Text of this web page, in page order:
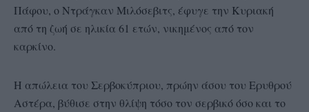
Πάφου, ο Ντράγκαν Μιλόσεβιτς, έφυγε την Κυριακή
από τη ζωή σε ηλικία 61 ετών, νικημένος από τον
καρκίνο.
Η απώλεια του Σερβοκύπριου, πρώην άσου του Ερυθρού
Αστέρα, βύθισε στην θλίψη τόσο τον σερβικό όσο και το